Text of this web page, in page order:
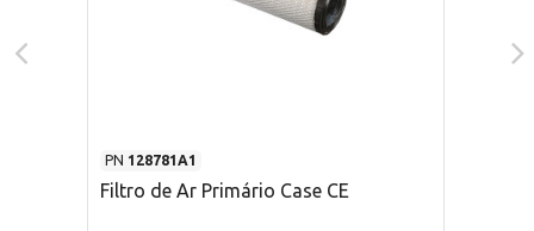
PN 128781A1
Filtro de Ar Primário Case CE